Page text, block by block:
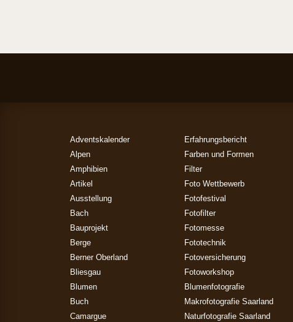
Adventskalender
Alpen
Amphibien
Artikel
Ausstellung
Bach
Bauprojekt
Berge
Berner Oberland
Bliesgau
Blumen
Buch
Camargue
Erfahrungsbericht
Farben und Formen
Filter
Foto Wettbewerb
Fotofestival
Fotofilter
Fotomesse
Fototechnik
Fotoversicherung
Fotoworkshop
Blumenfotografie
Makrofotografie Saarland
Naturfotografie Saarland